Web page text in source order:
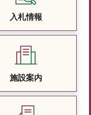
入札情報
施設案内